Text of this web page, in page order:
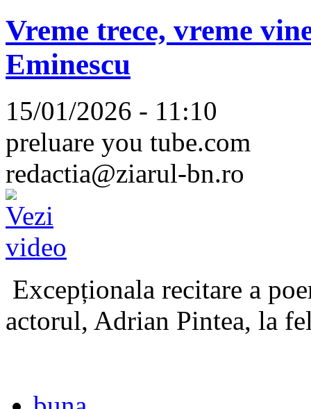
Vreme trece, vreme
Eminescu
15/01/2026 - 11:10
preluare you tube.com
redactia@ziarul-bn.ro
Excepționala recitare a
actorul, Adrian Pintea, la